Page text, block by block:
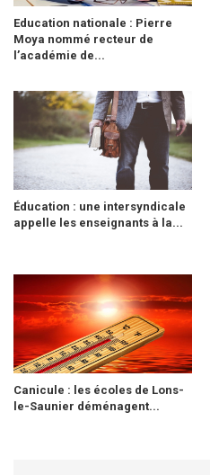
Education nationale : Pierre
Moya nommé recteur de
l’académie de...
Éducation : une intersyndicale
appelle les enseignants à la...
Canicule : les écoles de Lons-
le-Saunier déménagent...